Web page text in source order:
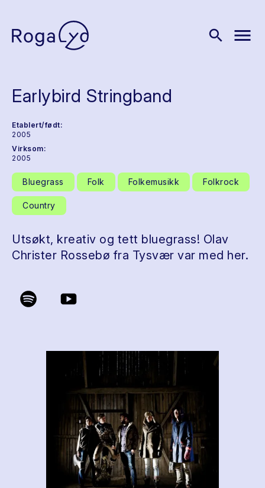
search menu
Earlybird Stringband
Etablert/født:
2005
Virksom:
2005
Bluegrass Folk Folkemusikk Folkrock
Country
Utsøkt, kreativ og tett bluegrass! Olav
Christer Rossebø fra Tysvær var med her.